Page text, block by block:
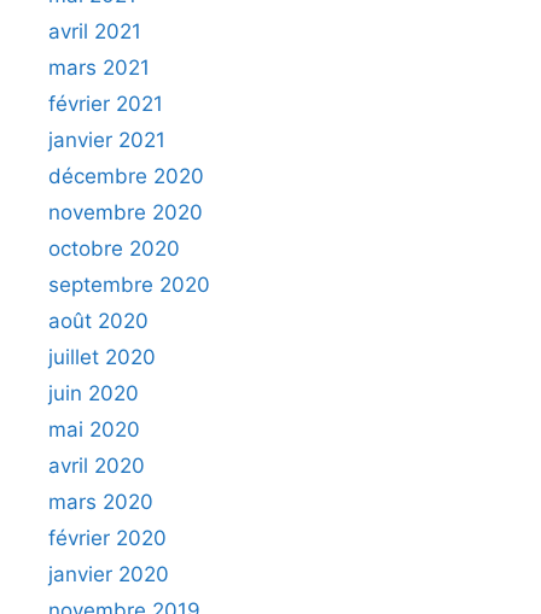
avril 2021
mars 2021
février 2021
janvier 2021
décembre 2020
novembre 2020
octobre 2020
septembre 2020
août 2020
juillet 2020
juin 2020
mai 2020
avril 2020
mars 2020
février 2020
janvier 2020